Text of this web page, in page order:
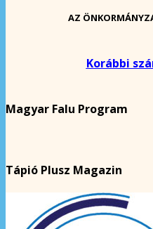
AZ
Korábbi
Magyar Falu Program
Tápió Plusz Magazin